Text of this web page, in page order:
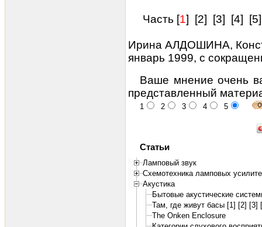
Часть [1] [2] [3] [4] [5
Ирина АЛДОШИНА,
январь 1999, с
Ваше мнение очень
представленный
1 2 3 4 5
Статьи
Ламповый звук
Схемотехника ламповых
Акустика
Бытовые акустические
Там, где живут басы [1] [2] [3]
The Onken Enclosure